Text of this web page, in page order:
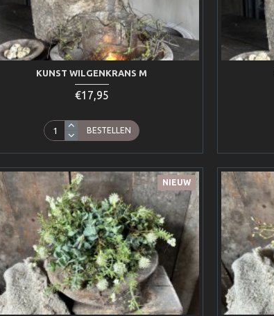
KUNST WILGENKRANS M
€17,95
BESTELLEN
NIEUW